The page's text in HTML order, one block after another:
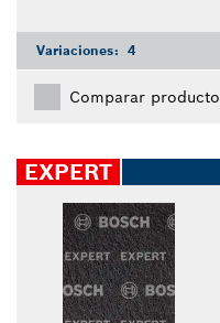
Variaciones: 4
Comparar producto
EXPERT